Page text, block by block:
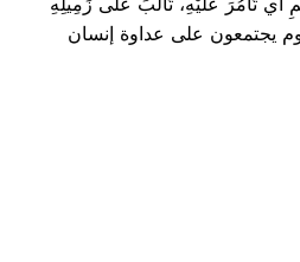
يجتمعون على عداوة إنسان